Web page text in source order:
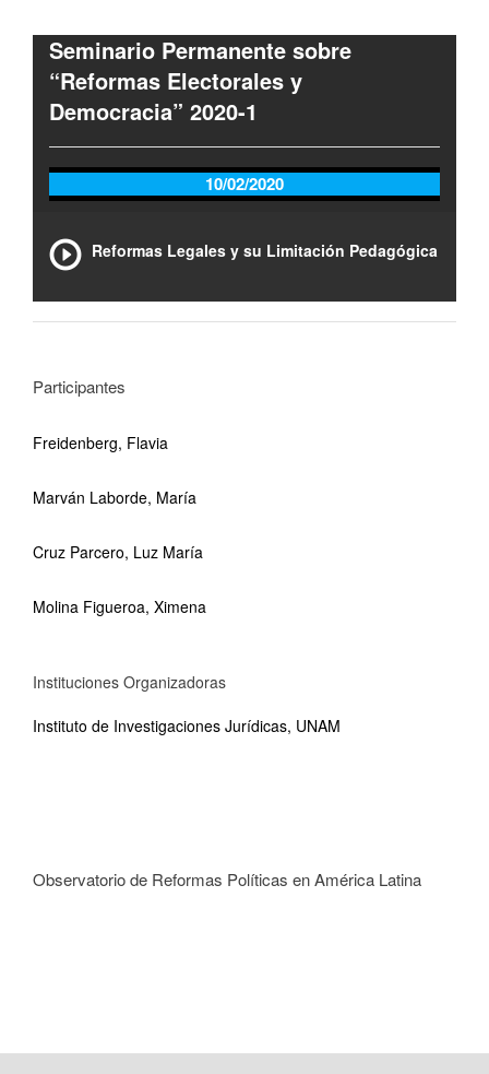
Seminario Permanente sobre
“Reformas Electorales y
Democracia” 2020-1
10/02/2020
Reformas Legales y su Limitación Pedagógica
Participantes
Freidenberg, Flavia
Marván Laborde, María
Cruz Parcero, Luz María
Molina Figueroa, Ximena
Instituciones Organizadoras
Instituto de Investigaciones Jurídicas, UNAM
Observatorio de Reformas Políticas en América Latina